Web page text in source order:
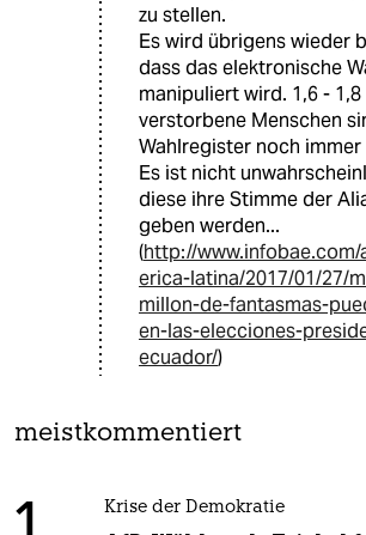
zu stellen.
Es wird übrigens wieder
dass das elektronische
manipuliert wird. 1,6 -
verstorbene Menschen
Wahlregister noch
Es ist nicht
diese ihre Stimme der
geben werden...
(http://www.infobae.com/
erica-latina/2017/01/27/
millon-de-fantasmas-
en-las-elecciones-
ecuador/)
meistkommentiert
Krise der Demokratie